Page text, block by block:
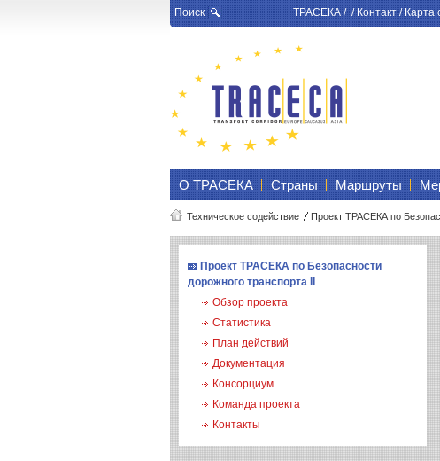
Поиск ТРАСЕКА/ /Контакт/Карта
О ТРАСЕКА Страны Маршруты
Техническое содействие Проект ТРАСЕКА по
Проект ТРАСЕКА по Безопасности
дорожного транспорта II
Обзор проекта
Статистика
План действий
Документация
Консорциум
Команда проекта
Контакты